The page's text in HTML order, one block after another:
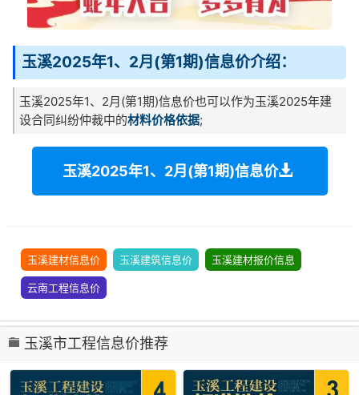
玉溪2025年1、2月(第1期)信息价介绍：
玉溪2025年1、2月(第1期)信息价也可以作为玉溪2025年建
设合同纠纷仲裁中的材料价格依据;
玉溪2025年1、2月(第1期)信息价
玉溪建材信息价 玉溪建筑信息价 玉溪建材报价信息
云南工程信息价
玉溪市工程信息价推荐